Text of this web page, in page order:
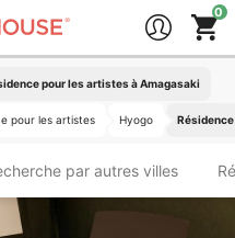
pour les artistes à Amagasaki
pour les artistes Hyogo
par autres villes